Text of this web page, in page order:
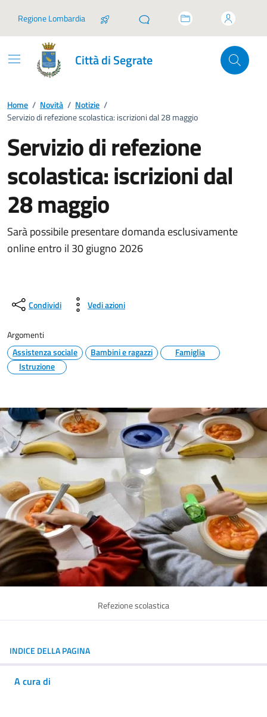
Regione Lombardia
Città di Segrate
Home / Novità / Notizie /
Servizio di refezione scolastica: iscrizioni dal 28 maggio
Servizio di refezione
scolastica: iscrizioni dal
28 maggio
Sarà possibile presentare domanda esclusivamente
online entro il 30 giugno 2026
Condividi Vedi azioni
Argomenti
Assistenza sociale
Bambini e ragazzi
Famiglia
Istruzione
Refezione scolastica
INDICE DELLA PAGINA
A cura di